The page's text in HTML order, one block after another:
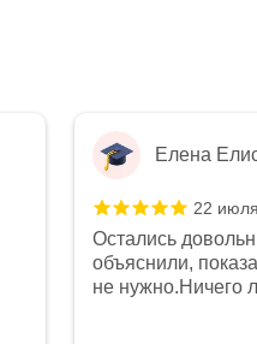
Елена
22 июля
Остались
объяснили,
не нужно.Ничего